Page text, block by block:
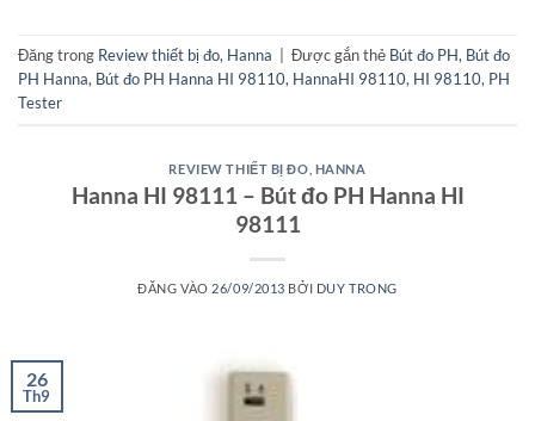
Đăng trong Review thiết bị đo, Hanna Được gắn thẻ Bút đo PH, Bút đo
PH Hanna, Bút đo PH Hanna HI 98110, HannaHI 98110, HI 98110, PH
Tester
REVIEW THIẾT BỊ ĐO HANNA
Hanna HI 98111 – Bút đo PH Hanna HI
98111
ĐĂNG VÀO 26/09/2013 BỞI DUY TRONG
26
Th9